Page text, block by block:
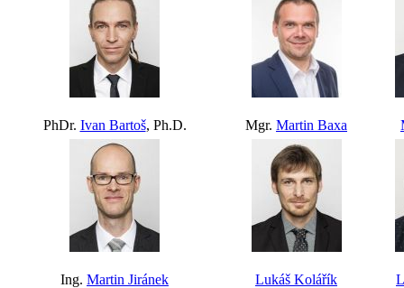
PhDr. Ivan Bartoš, Ph.D. Mgr. Martin Baxa
Ing. Martin Jiránek Lukáš Kolářík